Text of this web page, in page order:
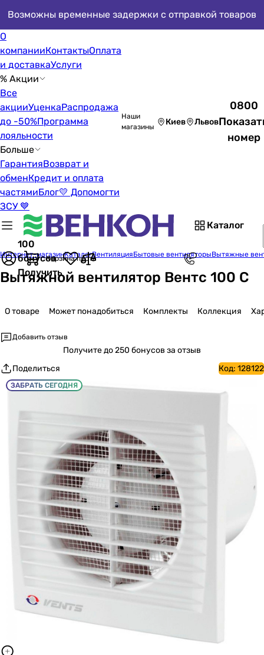
Возможны временные задержки с отправкой товаров
О
компанииКонтактыОплата
и доставкаУслуги
% Акции
Все
акцииУценкаРаспродажа
до -50%Программа
лояльности
Больше
ГарантияВозврат и
обменКредит и оплата
частямиБлог💛 Допомогти
ЗСУ 💙
Наши
магазины
Киев Львов
0800
номер
Каталог
100
бонусов
Получить
Корзина пуста
Интернет-магазинКаталогВентиляцияБытовые вентиляторыВытяжные
Вытяжной вентилятор Вентс 100 С
О товаре Может понадобиться Комплекты Коллекция
Добавить отзыв
Получитедо 250 бонусов за отзыв
Поделиться
Код: 128122
ЗАБРАТЬ СЕГОДНЯ